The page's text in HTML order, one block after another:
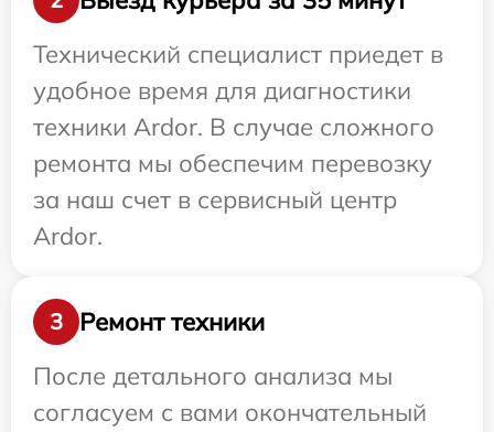
Технический специалист приедет в
удобное время для диагностики
техники Ardor. В случае сложного
ремонта мы обеспечим перевозку
за наш счет в сервисный центр
Ardor.
3
Ремонт техники
После детального анализа мы
согласуем с вами окончательный